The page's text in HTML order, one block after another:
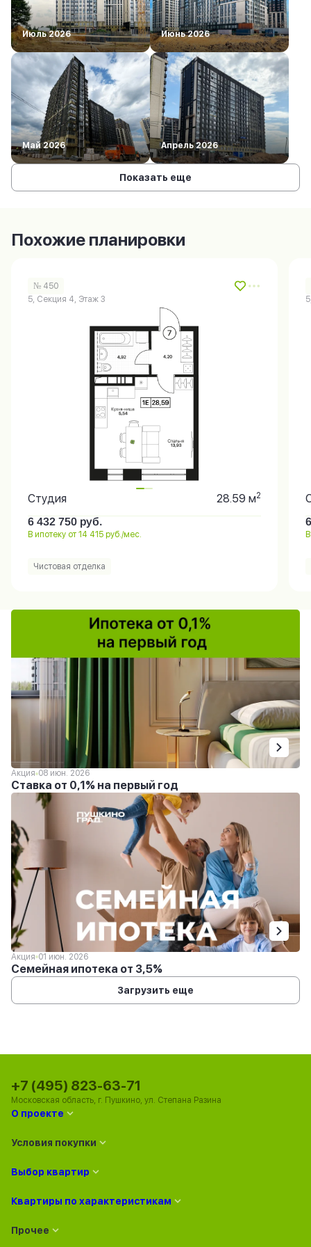
Июль 2026 Июнь 2026
Май 2026 Апрель 2026
Показать еще
Похожие планировки
№ 450
5, Секция 4, Этаж 3
Студия 28.59 м2
6 432 750 руб.
В ипотеку от 14 415 руб./мес.
Чистовая отделка
Акция 08 июн. 2026
Ставка от 0,1% на первый год
Акция 01 июн. 2026
Семейная ипотека от 3,5%
Загрузить еще
О проекте
Условия покупки
Выбор квартир
Квартиры по характеристикам
Прочее
+7 (495) 823-63-71
Московская область, г. Пушкино, ул. Степана Разина